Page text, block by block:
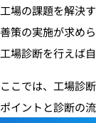
工場の課題を解決
善策の実施が求め
工場診断を行えば
ここでは、工場診
ポイントと診断の